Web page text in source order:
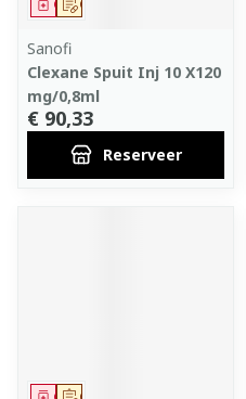
Op voorschrift
Geneesmiddel
Sanofi
Clexane Spuit Inj 10 X120
mg/0,8ml
€ 90,33
Reserveer